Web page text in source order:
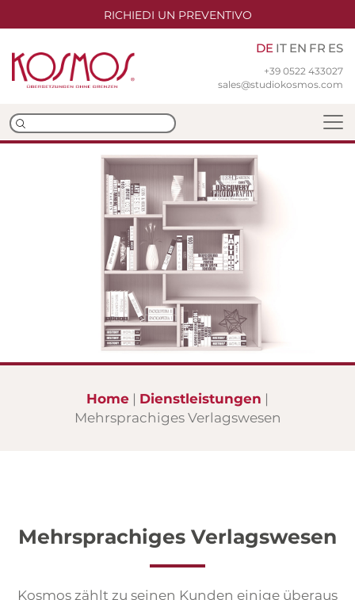
RICHIEDI UN PREVENTIVO
+39 0522 433027
sales@studiokosmos.com
DE IT EN FR ES
Niederlassungen
ISO-Zertifizierungen
Übersetzungen
Dolmetscher
Dolmetschen auf Distanz
Sprachaufnahmen
Presseservice
Internationale Recherchen
Veranstaltungsplanung
Home
Dienstleistungen
Mehrsprachiges Verlagswesen
Mehrsprachiges Verlagswesen
Kosmos zählt zu seinen Kunden einige überaus